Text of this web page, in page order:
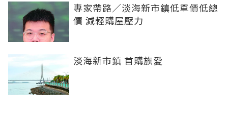
專家帶路／淡海新市鎮低單價低總
價 減輕購屋壓力
淡海新市鎮 首購族愛